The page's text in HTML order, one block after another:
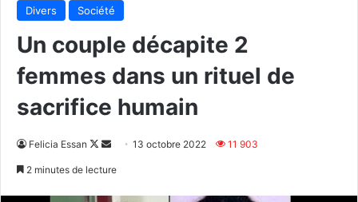
Divers Société
Un couple décapite 2
femmes dans un rituel de
sacrifice humain
Felicia Essan
Follow
Envoyer13 octobre 2022 11 903
2 minutes de lecture